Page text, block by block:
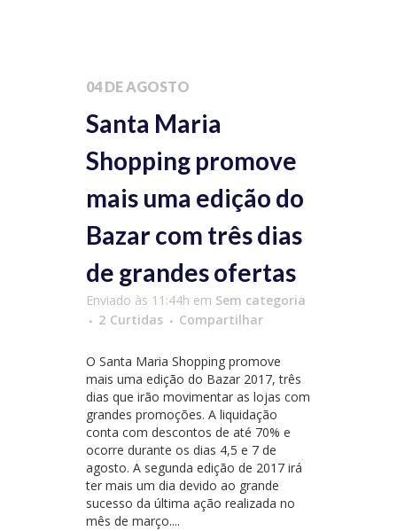
04 DE AGOSTO
Santa Maria
Shopping promove
mais uma edição do
Bazar com três dias
de grandes ofertas
Enviado às 11:44h em Sem categoria
2 Curtidas Compartilhar
O Santa Maria Shopping promove
mais uma edição do Bazar 2017, três
dias que irão movimentar as lojas com
grandes promoções. A liquidação
conta com descontos de até 70% e
ocorre durante os dias 4,5 e 7 de
agosto. A segunda edição de 2017 irá
ter mais um dia devido ao grande
sucesso da última ação realizada no
mês de março....